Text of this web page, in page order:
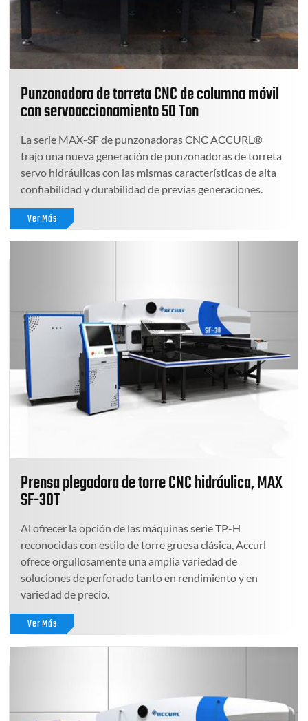
Punzonadora de torreta CNC de columna móvil
con servoaccionamiento 50 Ton
La serie MAX-SF de punzonadoras CNC ACCURL®
trajo una nueva generación de punzonadoras de torreta
servo hidráulicas con las mismas características de alta
confiabilidad y durabilidad de previas generaciones.
Ver Más
Prensa plegadora de torre CNC hidráulica, MAX
SF-30T
Al ofrecer la opción de las máquinas serie TP-H
reconocidas con estilo de torre gruesa clásica, Accurl
ofrece orgullosamente una amplia variedad de
soluciones de perforado tanto en rendimiento y en
variedad de precio.
Ver Más